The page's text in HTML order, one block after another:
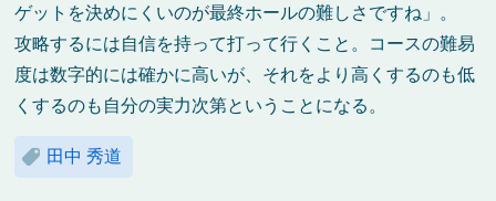
ゲットを決めにくいのが最終ホールの難しさですね」。
攻略するには自信を持って打って行くこと。コースの難易
度は数字的には確かに高いが、それをより高くするのも低
くするのも自分の実力次第ということになる。
田中 秀道